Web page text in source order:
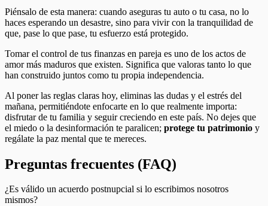
Piénsalo de esta manera: cuando aseguras tu auto o tu casa, no lo
haces esperando un desastre, sino para vivir con la tranquilidad de
que, pase lo que pase, tu esfuerzo está protegido.
Tomar el control de tus finanzas en pareja es uno de los actos de
amor más maduros que existen. Significa que valoras tanto lo que
han construido juntos como tu propia independencia.
Al poner las reglas claras hoy, eliminas las dudas y el estrés del
mañana, permitiéndote enfocarte en lo que realmente importa:
disfrutar de tu familia y seguir creciendo en este país. No dejes que
el miedo o la desinformación te paralicen; protege tu patrimonio y
regálate la paz mental que te mereces.
Preguntas frecuentes (FAQ)
¿Es válido un acuerdo postnupcial si lo escribimos nosotros
mismos?